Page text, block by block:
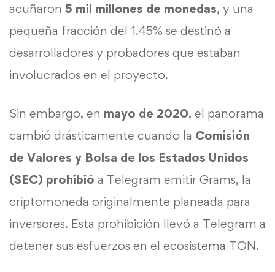
acuñaron 5 mil millones de monedas, y una
pequeña fracción del 1.45% se destinó a
desarrolladores y probadores que estaban
involucrados en el proyecto.
Sin embargo, en mayo de 2020, el panorama
cambió drásticamente cuando la Comisión
de Valores y Bolsa de los Estados Unidos
(SEC) prohibió a Telegram emitir Grams, la
criptomoneda originalmente planeada para
inversores. Esta prohibición llevó a Telegram a
detener sus esfuerzos en el ecosistema TON.